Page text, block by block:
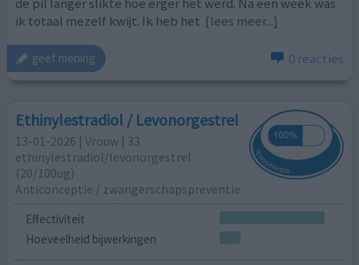
ik totaal mezelf kwijt. Ik heb het [lees meer...]
geef mening 0 reacties
Ethinylestradiol / Levonorgestrel
13-01-2026 | Vrouw | 33
ethinylestradiol/levonorgestrel
(20/100ug)
Anticonceptie / zwangerschapspreventie
Effectiviteit
Hoeveelheid bijwerkingen